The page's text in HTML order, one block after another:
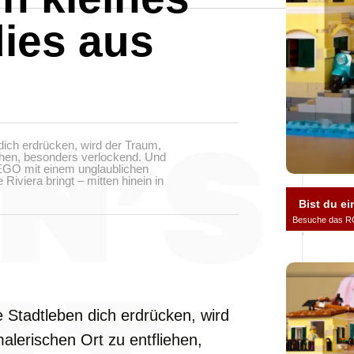
aus
erdrücken, wird der Traum,
besonders verlockend. Und
mit einem unglaublichen
bringt – mitten hinein in
dich erdrücken, wird
Ort zu entfliehen,
Bist du
Besuche das